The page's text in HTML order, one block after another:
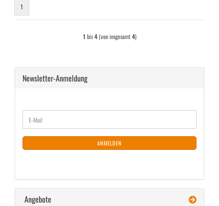
1
1 bis4(von insgesamt4)
Newsletter-Anmeldung
ZUR
NEWSLETTER-
ANMELDUNG
E-
Mail
ANMELDEN
Angebote